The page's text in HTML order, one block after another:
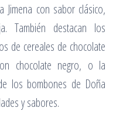
con sabor clásico,
También destacan los
de cereales de chocolate
chocolate negro, o la
los bombones de Doña
y sabores.